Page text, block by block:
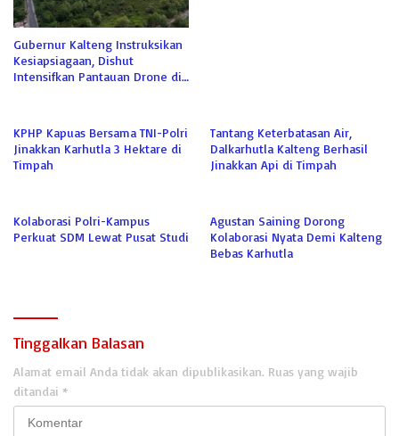
Gubernur Kalteng Instruksikan
Kesiapsiagaan, Dishut
Intensifkan Pantauan Drone di
KPHP Kapuas Bersama TNI-Polri
Jinakkan Karhutla 3 Hektare di
Timpah
Tantang Keterbatasan Air,
Dalkarhutla Kalteng Berhasil
Jinakkan Api di Timpah
Kolaborasi Polri-Kampus
Perkuat SDM Lewat Pusat Studi
Agustan Saining Dorong
Kolaborasi Nyata Demi Kalteng
Bebas Karhutla
Tinggalkan Balasan
Alamat email Anda tidak akan dipublikasikan. Ruas yang wajib
ditandai *